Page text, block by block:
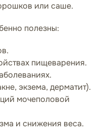
или саше.
полезны:
пищеварения.
экзема, дерматит).
мочеполовой
и снижения веса.